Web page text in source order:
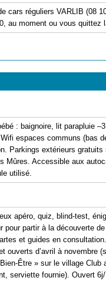
cars réguliers VARLIB (08
au moment ou vous
: baignoire, lit parapluie
espaces communs (bas
Parkings extérieurs
Mûres. Accessible aux
utilisé.
apéro, quiz, blind-test,
pour partir à la découverte
et guides en
ouverts d’avril à
Être » sur le village
serviette fournie). Ouvert